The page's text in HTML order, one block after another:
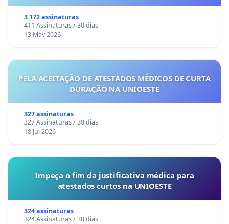
3 172 assinaturas
411 Assinaturas / 30 dias
13 May 2026
PELA ACEITAÇÃO DE ATESTADOS MÉDICOS DE CURTA
DURAÇÃO NA UNIOESTE
327 assinaturas
327 Assinaturas / 30 dias
18 Jul 2026
Impeça o fim da justificativa médica para
atestados curtos na UNIOESTE
324 assinaturas
324 Assinaturas / 30 dias